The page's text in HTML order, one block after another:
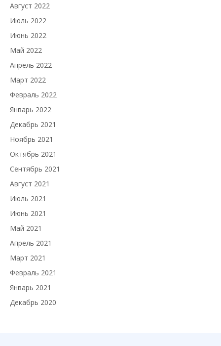
Август 2022
Июль 2022
Июнь 2022
Май 2022
Апрель 2022
Март 2022
Февраль 2022
Январь 2022
Декабрь 2021
Ноябрь 2021
Октябрь 2021
Сентябрь 2021
Август 2021
Июль 2021
Июнь 2021
Май 2021
Апрель 2021
Март 2021
Февраль 2021
Январь 2021
Декабрь 2020